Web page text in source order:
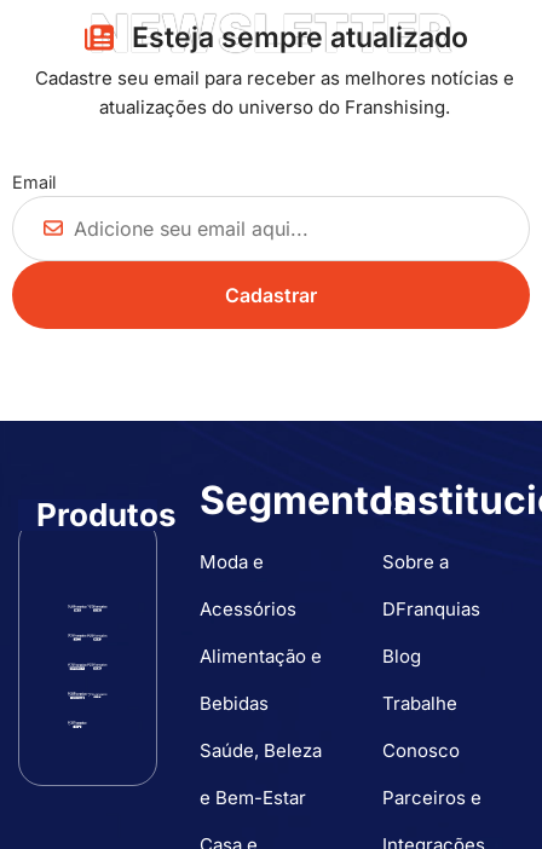
NEWSLETTER
Esteja sempre atualizado​
Cadastre seu email para receber as melhores notícias e
atualizações do universo do Franshising.
Email
Segmentos
Moda e
Acessórios
Alimentação e
Bebidas
Saúde, Beleza
e Bem-Estar
Produtos
Sobre a
DFranquias
Blog
Trabalhe
Conosco
Parceiros e